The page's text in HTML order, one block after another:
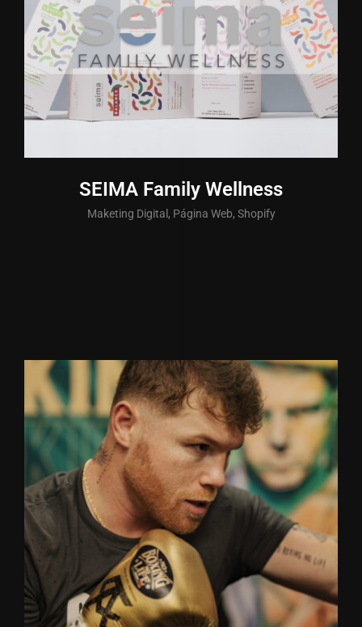
SEIMA Family Wellness
Maketing Digital, Página Web, Shopify